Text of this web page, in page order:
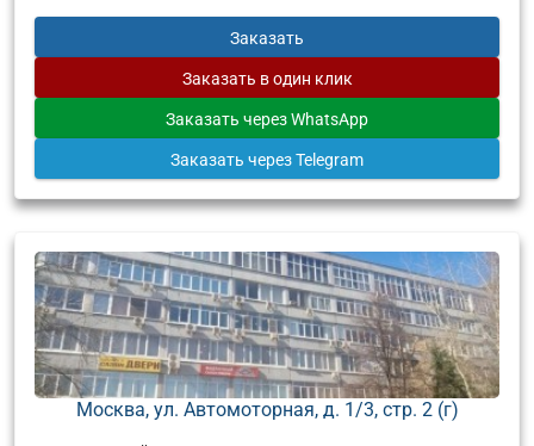
Заказать
Заказать в один клик
Заказать через WhatsApp
Заказать через Telegram
Москва, ул. Автомоторная, д. 1/3, стр. 2 (г)